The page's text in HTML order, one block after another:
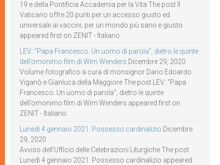
19 e della Pontificia Accademia per la Vita The post Il
Vaticano offre 20 punti per un accesso giusto ed
universale ai vaccini, per un mondo più sano e giusto
appeared first on ZENIT - Italiano.
LEV: “Papa Francesco. Un uomo di parola”, dietro le quinte
dell’omonimo film di Wim Wenders Dicembre 29, 2020
Volume fotografico a cura di monsignor Dario Edoardo
Viganò e Gianluca della Maggiore The post LEV: “Papa
Francesco. Un uomo di parola”, dietro le quinte
dell’omonimo film di Wim Wenders appeared first on
ZENIT - Italiano.
Lunedì 4 gennaio 2021: Possesso cardinalizio Dicembre
29, 2020
Avviso dell’Ufficio delle Celebrazioni Liturgiche The post
Lunedì 4 gennaio 2021: Possesso cardinalizio appeared